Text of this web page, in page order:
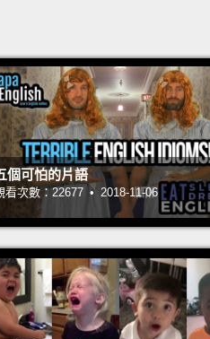
wear costumes and light
word Halloween means
holy because the
predictions about the
that lay ahead. See? That's
們會在 10 月 31 日慶祝薩溫節
。他們會穿上萬聖節服裝、燃
萬聖節）」這個字意思是「神
－－會說神聖，是因為凱爾特
個可怕的片語
看次數：22677 • 2018-11-06